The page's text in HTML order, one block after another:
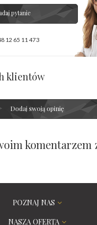
pytanie
12 65 11 473
klientów
Dodaj swoją opinię
POZNAJ NAS
NASZA OFERTA